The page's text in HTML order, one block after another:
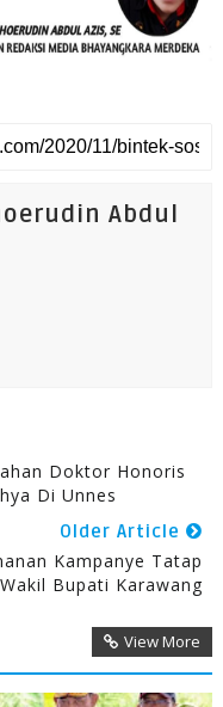
Abdul
Doktor Honoris
Di Unnes
Older Article
Kampanye Tatap
Bupati Karawang
View More